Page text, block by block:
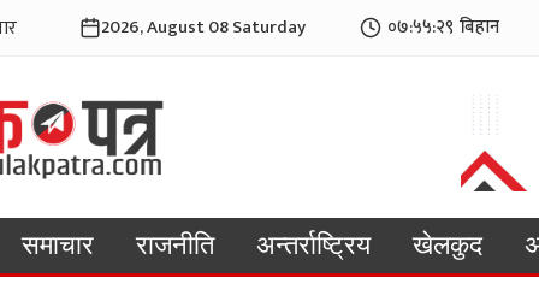
2026, August 08 Saturday ०७:५५:३१ बिहान
समाचार राजनीति अन्तर्राष्ट्रिय खेलकुद